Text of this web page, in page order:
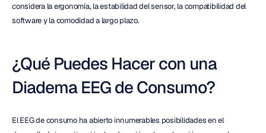
considera la ergonomía, la estabilidad del sensor, la compatibilidad del
software y la comodidad a largo plazo.
¿Qué Puedes Hacer con una
Diadema EEG de Consumo?
El EEG de consumo ha abierto innumerables posibilidades en el